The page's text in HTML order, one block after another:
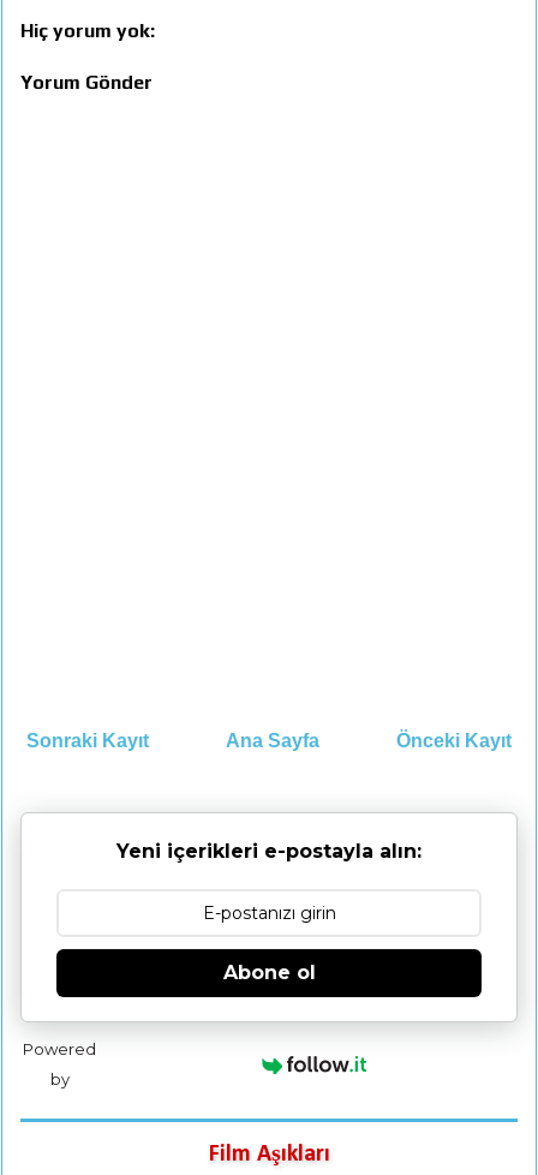
Hiç yorum yok:
Yorum Gönder
Sonraki Kayıt Önceki Kayıt
Ana Sayfa
Yeni içerikleri e-postayla alın:
Abone ol
Powered
by
Film Aşıkları